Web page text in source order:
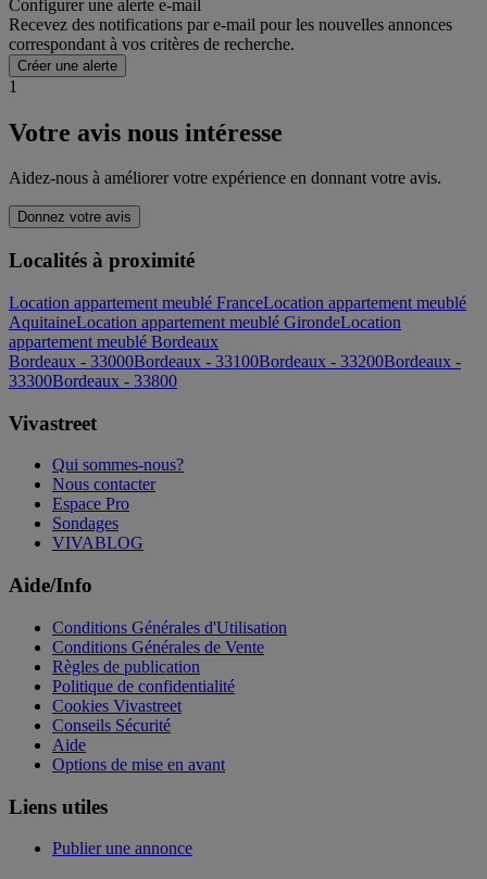
Configurer une alerte e-mail
Recevez des notifications par e-mail pour les nouvelles annonces
correspondant à vos critères de recherche.
Créer une alerte
1
Votre avis nous intéresse
Aidez-nous à améliorer votre expérience en donnant votre avis.
Donnez votre avis
Localités à proximité
Location appartement meublé FranceLocation appartement meublé
AquitaineLocation appartement meublé GirondeLocation
appartement meublé Bordeaux
Bordeaux - 33000Bordeaux - 33100Bordeaux - 33200Bordeaux -
33300Bordeaux - 33800
Vivastreet
Qui sommes-nous?
Nous contacter
Espace Pro
Sondages
VIVABLOG
Aide/Info
Conditions Générales d'Utilisation
Conditions Générales de Vente
Règles de publication
Politique de confidentialité
Cookies Vivastreet
Conseils Sécurité
Aide
Options de mise en avant
Liens utiles
Publier une annonce